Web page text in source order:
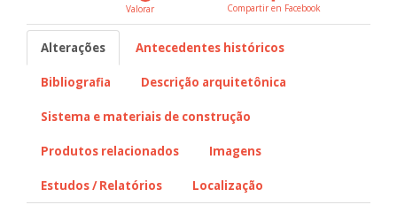
Valorar
Compartir en Facebook
Alterações Antecedentes históricos
Bibliografia Descrição arquitetônica
Sistema e materiais de construção
Produtos relacionados Imagens
Estudos / Relatórios Localização